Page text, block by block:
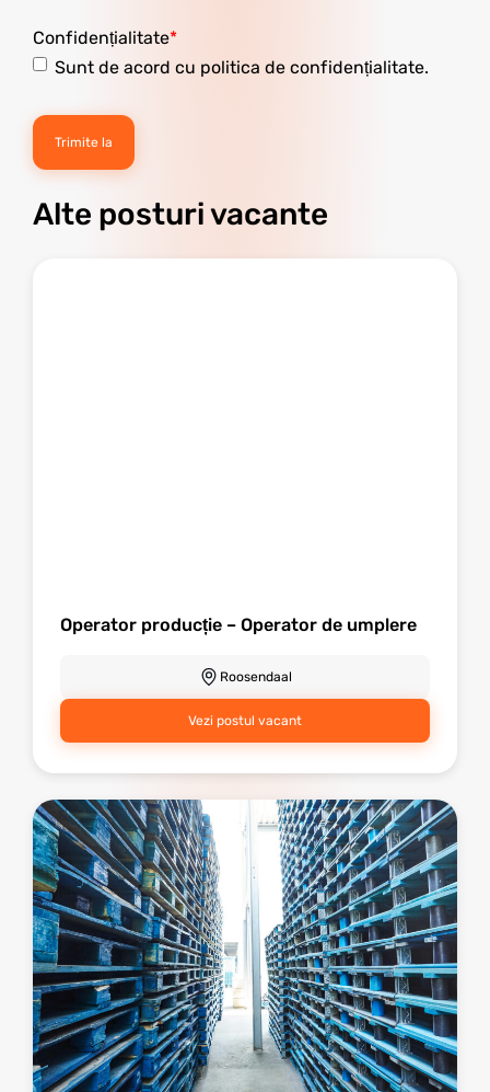
Confidențialitate
Sunt de acord cu politica de confidențialitate.
Alte posturi vacante
Operator producție – Operator de umplere
Roosendaal
Vezi postul vacant